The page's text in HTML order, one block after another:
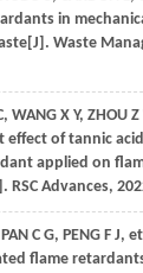
in
Waste
, WANG X Y, ZHOU Z
effect of tannic
applied on
RSC Advances,
PAN C G, PENG F J,
flame